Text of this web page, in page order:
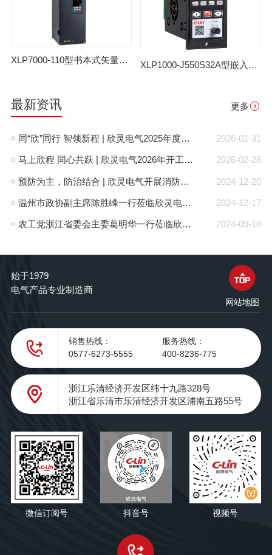
XLP7000-110型书本式矢量变频器 XLP1000-J550S32A型嵌入式变频器
最新资讯 更多
2026-01-31
同“欣”同行 智领新程 | 欣灵电气2025年度表彰总结大会暨新年酒会成功举办！
2026-02-28
马上欣程 同心共跃 | 欣灵电气2026年开工大吉！
2024-12-20
预防为主，防治结合 | 欣灵电气开展消防应急预案演练活动
2024-12-17
温州市政协副主席陈胜峰一行莅临欣灵电气调研指导
2024-09-18
农工党浙江省委会主委葛明华一行莅临欣灵电气考察调研
始于1979
电气产品专业制造商
网站地图
销售热线：
0577-6273-5555
服务热线：
400-8236-775
浙江乐清经济开发区纬十九路328号
浙江省乐清市乐清经济开发区浦南五路55号
微信订阅号 抖音号 视频号